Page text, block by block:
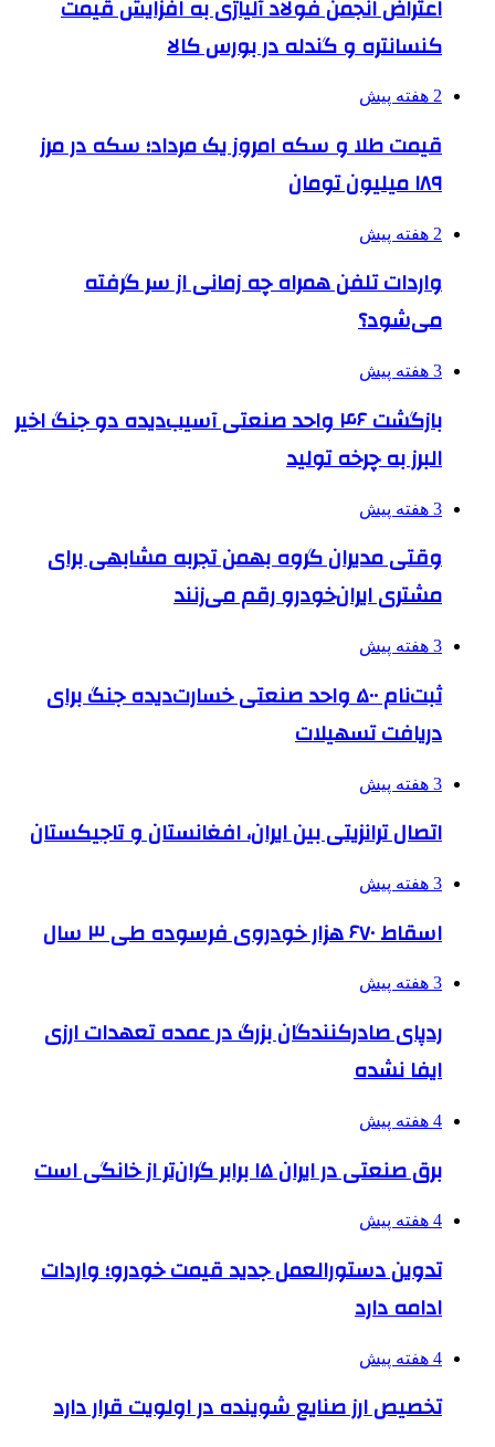
اعتراض انجمن فولاد آلیاژی به افزایش قیمت
کنسانتره و گندله در بورس کالا
2 هفته پیش
قیمت طلا و سکه امروز یک مرداد؛ سکه در مرز
۱۸۹ میلیون تومان
2 هفته پیش
واردات تلفن همراه چه زمانی از سر گرفته
می‌شود؟
3 هفته پیش
بازگشت ۴۶ واحد صنعتی آسیب‌دیده دو جنگ اخیر
البرز به چرخه تولید
3 هفته پیش
وقتی مدیران گروه بهمن تجربه مشابهی برای
مشتری ایران‌خودرو رقم می‌زنند
3 هفته پیش
ثبت‌نام ۵۰۰ واحد صنعتی خسارت‌دیده جنگ برای
دریافت تسهیلات
3 هفته پیش
اتصال ترانزیتی بین ایران، افغانستان و تاجیکستان
3 هفته پیش
اسقاط ۶۷۰ هزار خودروی فرسوده طی ۳ سال
3 هفته پیش
ردپای صادرکنندگان بزرگ در عمده تعهدات ارزی
ایفا نشده
4 هفته پیش
برق صنعتی در ایران ۱۵ برابر گران‌تر از خانگی است
4 هفته پیش
تدوین دستورالعمل جدید قیمت خودرو؛ واردات
ادامه دارد
4 هفته پیش
تخصیص ارز صنایع شوینده در اولویت قرار دارد